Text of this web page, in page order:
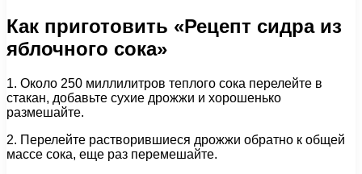
Как приготовить «Рецепт сидра из
яблочного сока»
1. Около 250 миллилитров теплого сока перелейте в
стакан, добавьте сухие дрожжи и хорошенько
размешайте.
2. Перелейте растворившиеся дрожжи обратно к общей
массе сока, еще раз перемешайте.